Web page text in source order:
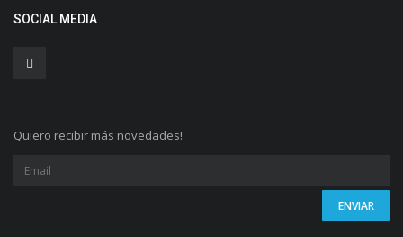
SOCIAL MEDIA
Quiero recibir más novedades!